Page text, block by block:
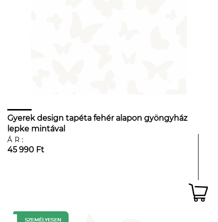
Gyerek design tapéta fehér alapon gyöngyház
lepke mintával
ÁR:
45 990 Ft